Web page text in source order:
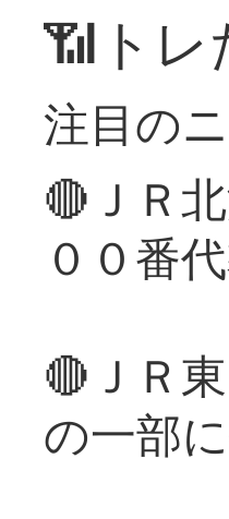
📶トレ
注目の
🔴ＪＲ
００番
🔴ＪＲ
の一部